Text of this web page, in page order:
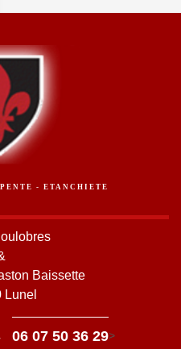
- ETANCHIETE
Baissette
Lunel
06 07 50 36 29>